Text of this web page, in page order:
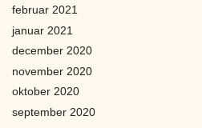
februar 2021
januar 2021
december 2020
november 2020
oktober 2020
september 2020